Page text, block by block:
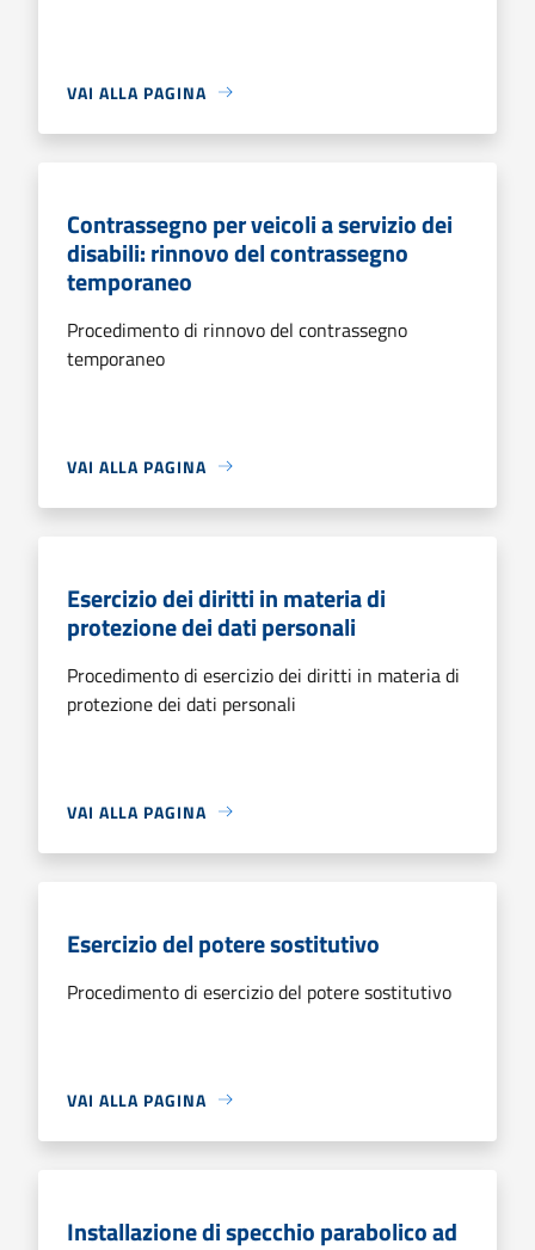
VAI ALLA PAGINA
Contrassegno per veicoli a servizio dei
disabili: rinnovo del contrassegno
temporaneo
Procedimento di rinnovo del contrassegno
temporaneo
VAI ALLA PAGINA
Esercizio dei diritti in materia di
protezione dei dati personali
Procedimento di esercizio dei diritti in materia di
protezione dei dati personali
VAI ALLA PAGINA
Esercizio del potere sostitutivo
Procedimento di esercizio del potere sostitutivo
VAI ALLA PAGINA
Installazione di specchio parabolico ad